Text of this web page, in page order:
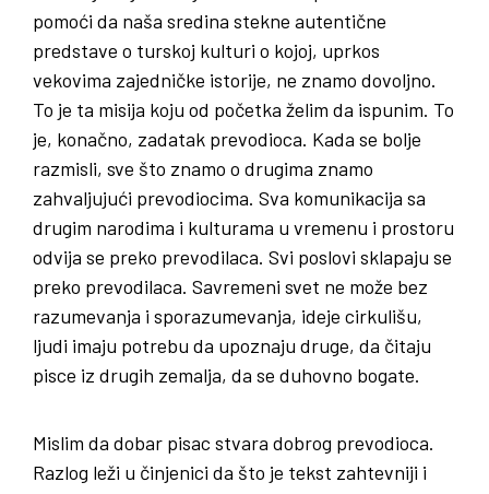
pomoći da naša sredina stekne autentične
predstave o turskoj kulturi o kojoj, uprkos
vekovima zajedničke istorije, ne znamo dovoljno.
To je ta misija koju od početka želim da ispunim. To
je, konačno, zadatak prevodioca. Kada se bolje
razmisli, sve što znamo o drugima znamo
zahvaljujući prevodiocima. Sva komunikacija sa
drugim narodima i kulturama u vremenu i prostoru
odvija se preko prevodilaca. Svi poslovi sklapaju se
preko prevodilaca. Savremeni svet ne može bez
razumevanja i sporazumevanja, ideje cirkulišu,
ljudi imaju potrebu da upoznaju druge, da čitaju
pisce iz drugih zemalja, da se duhovno bogate.
Mislim da dobar pisac stvara dobrog prevodioca.
Razlog leži u činjenici da što je tekst zahtevniji i